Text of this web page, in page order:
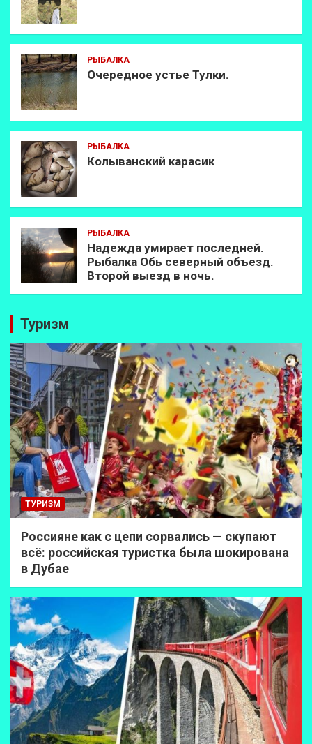
РЫБАЛКА
Очередное устье Тулки.
РЫБАЛКА
Колыванский карасик
РЫБАЛКА
Надежда умирает последней.
Рыбалка Обь северный объезд.
Второй выезд в ночь.
Туризм
ТУРИЗМ
Россияне как с цепи сорвались — скупают
всё: российская туристка была шокирована
в Дубае